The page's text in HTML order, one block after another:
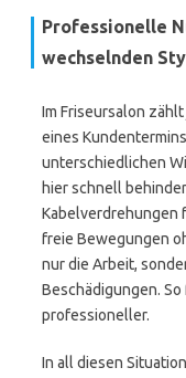
Professionelle
wechselnden
Im Friseursalon
eines
unterschiedlichen
hier schnell
Kabelverdrehungen
freie Bewegungen
nur die Arbeit,
Beschädigungen.
professioneller.
In all diesen